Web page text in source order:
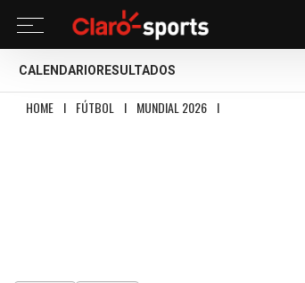
CALENDARIO RESULTADOS
HOME I FÚTBOL I MUNDIAL 2026 I